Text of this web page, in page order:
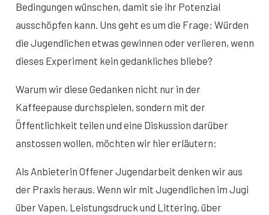
Bedingungen wünschen, damit sie ihr Potenzial
ausschöpfen kann. Uns geht es um die Frage: Würden
die Jugendlichen etwas gewinnen oder verlieren, wenn
dieses Experiment kein gedankliches bliebe?
Warum wir diese Gedanken nicht nur in der
Kaffeepause durchspielen, sondern mit der
Öffentlichkeit teilen und eine Diskussion darüber
anstossen wollen, möchten wir hier erläutern:
Als Anbieterin Offener Jugendarbeit denken wir aus
der Praxis heraus. Wenn wir mit Jugendlichen im Jugi
über Vapen, Leistungsdruck und Littering, über